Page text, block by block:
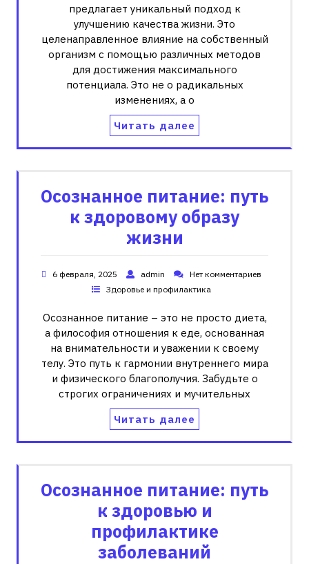
предлагает уникальный подход к
улучшению качества жизни. Это
целенаправленное влияние на собственный
организм с помощью различных методов
для достижения максимального
потенциала. Это не о радикальных
изменениях, а о
Читать далее
Осознанное питание: путь
к здоровому образу
жизни
6 февраля, 2025 admin
Нет комментариев
Здоровье и профилактика
Осознанное питание – это не просто диета,
а философия отношения к еде, основанная
на внимательности и уважении к своему
телу. Это путь к гармонии внутреннего мира
и физического благополучия. Забудьте о
строгих ограничениях и мучительных
Читать далее
Осознанное питание: путь
к здоровью и
профилактике
заболеваний